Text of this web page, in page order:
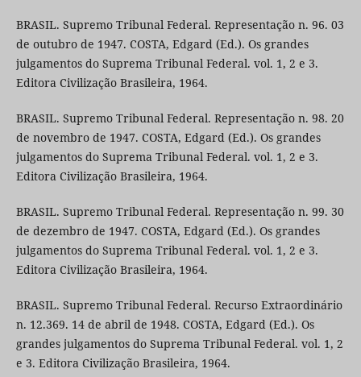
BRASIL. Supremo Tribunal Federal. Representação n. 96. 03
de outubro de 1947. COSTA, Edgard (Ed.). Os grandes
julgamentos do Suprema Tribunal Federal. vol. 1, 2 e 3.
Editora Civilização Brasileira, 1964.
BRASIL. Supremo Tribunal Federal. Representação n. 98. 20
de novembro de 1947. COSTA, Edgard (Ed.). Os grandes
julgamentos do Suprema Tribunal Federal. vol. 1, 2 e 3.
Editora Civilização Brasileira, 1964.
BRASIL. Supremo Tribunal Federal. Representação n. 99. 30
de dezembro de 1947. COSTA, Edgard (Ed.). Os grandes
julgamentos do Suprema Tribunal Federal. vol. 1, 2 e 3.
Editora Civilização Brasileira, 1964.
BRASIL. Supremo Tribunal Federal. Recurso Extraordinário
n. 12.369. 14 de abril de 1948. COSTA, Edgard (Ed.). Os
grandes julgamentos do Suprema Tribunal Federal. vol. 1, 2
e 3. Editora Civilização Brasileira, 1964.